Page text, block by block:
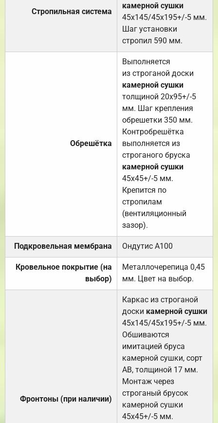
Стропильная система
камерной сушки
45х145/45х195+/-5 мм.
Шаг установки
стропил 590 мм.
Обрешётка
Выполняется
из строганой доски
камерной сушки
толщиной 20х95+/-5
мм. Шаг крепления
обрешетки 350 мм.
Контробрешётка
выполняется из
строганого бруска
камерной сушки
45х45+/-5 мм.
Крепится по
стропилам
(вентиляционный
зазор).
Подкровельная мембрана Ондутис А100
Кровельное покрытие (на
выбор)
Металлочерепица 0,45
мм. Цвет на выбор.
Фронтоны (при наличии)
Каркас из строганой
доски камерной сушки
45х145/45х195+/-5 мм.
Обшиваются
имитацией бруса
камерной сушки, сорт
АВ, толщиной 17 мм.
Монтаж через
строганый брусок
камерной сушки
45х45+/-5 мм.